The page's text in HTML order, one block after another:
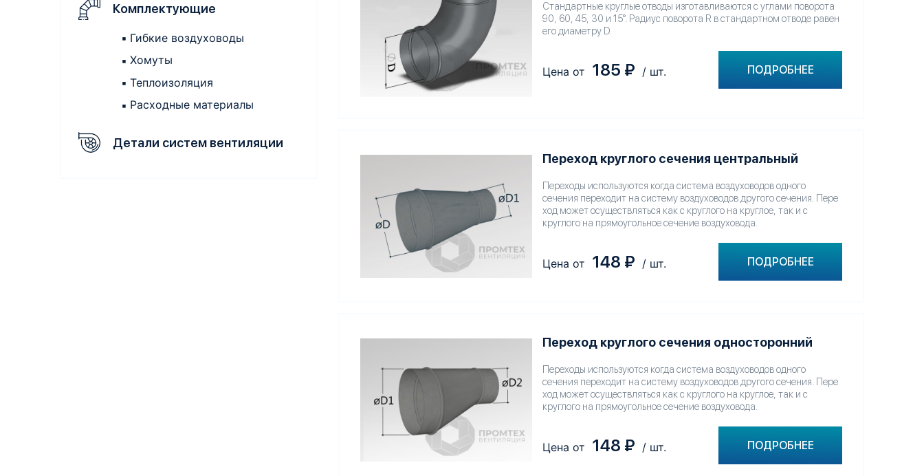
Комплектующие
Гибкие воздуховоды
Хомуты
Теплоизоляция
Расходные материалы
Детали систем вентиляции
Стандартные круглые отводы изготавливаются с углами поворота
90, 60, 45, 30 и 15°. Радиус поворота R в стандартном отводе равен
его диаметру D.
Цена от 185 ₽ / шт. ПОДРОБНЕЕ
Переход круглого сечения центральный
Переходы используются когда система воздуховодов одного
сечения переходит на систему воздуховодов другого сечения. Пере
ход может осуществляться как с круглого на круглое, так и с
круглого на прямоугольное сечение воздуховода.
Цена от 148 ₽ / шт. ПОДРОБНЕЕ
Переход круглого сечения односторонний
Переходы используются когда система воздуховодов одного
сечения переходит на систему воздуховодов другого сечения. Пере
ход может осуществляться как с круглого на круглое, так и с
круглого на прямоугольное сечение воздуховода.
Цена от 148 ₽ / шт. ПОДРОБНЕЕ